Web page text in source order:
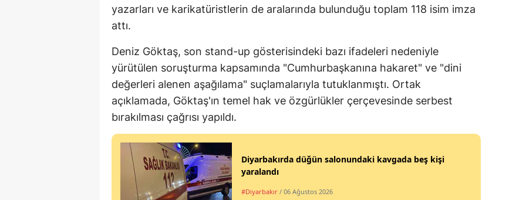
yazarları ve karikatüristlerin de aralarında bulunduğu toplam 118 isim imza
attı.
Deniz Göktaş, son stand-up gösterisindeki bazı ifadeleri nedeniyle
yürütülen soruşturma kapsamında "Cumhurbaşkanına hakaret" ve "dini
değerleri alenen aşağılama" suçlamalarıyla tutuklanmıştı. Ortak
açıklamada, Göktaş'ın temel hak ve özgürlükler çerçevesinde serbest
bırakılması çağrısı yapıldı.
Diyarbakırda düğün salonundaki kavgada beş kişi
yaralandı
#Diyarbakır / 06 Ağustos 2026